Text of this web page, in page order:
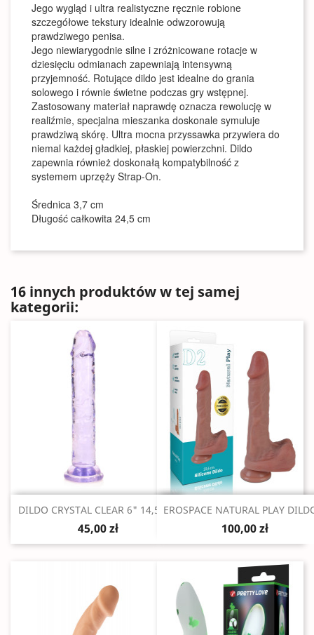
Jego wygląd i ultra realistyczne ręcznie robione
szczegółowe tekstury idealnie odwzorowują
prawdziwego penisa.
Jego niewiarygodnie silne i zróżnicowane rotacje w
dziesięciu odmianach zapewniają intensywną
przyjemność. Rotujące dildo jest idealne do grania
solowego i równie świetne podczas gry wstępnej.
Zastosowany materiał naprawdę oznacza rewolucję w
realiźmie, specjalna mieszanka doskonale symuluje
prawdziwą skórę. Ultra mocna przyssawka przywiera do
niemal każdej gładkiej, płaskiej powierzchni. Dildo
zapewnia również doskonałą kompatybilność z
systemem uprzęży Strap-On.
Średnica 3,7 cm
Długość całkowita 24,5 cm
16 innych produktów w tej samej
kategorii:
Szybki podgląd
DILDO CRYSTAL CLEAR 6" 14,5 CM
45,00 zł
Szybki podgląd
EROSPACE NATURAL PLAY
100,00 zł